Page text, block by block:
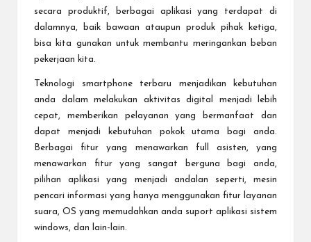
secara produktif, berbagai aplikasi yang terdapat di
dalamnya, baik bawaan ataupun produk pihak ketiga,
bisa kita gunakan untuk membantu meringankan beban
pekerjaan kita.
Teknologi smartphone terbaru menjadikan kebutuhan
anda dalam melakukan aktivitas digital menjadi lebih
cepat, memberikan pelayanan yang bermanfaat dan
dapat menjadi kebutuhan pokok utama bagi anda.
Berbagai fitur yang menawarkan full asisten, yang
menawarkan fitur yang sangat berguna bagi anda,
pilihan aplikasi yang menjadi andalan seperti, mesin
pencari informasi yang hanya menggunakan fitur layanan
suara, OS yang memudahkan anda suport aplikasi sistem
windows, dan lain-lain.